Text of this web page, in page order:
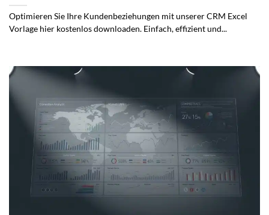
Optimieren Sie Ihre Kundenbeziehungen mit unserer CRM Excel
Vorlage hier kostenlos downloaden. Einfach, effizient und...